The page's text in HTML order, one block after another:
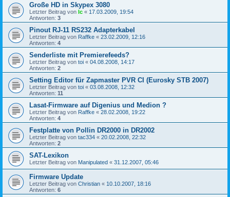
Große HD in Skypex 3080
Letzter Beitrag von lc « 17.03.2009, 19:54
Antworten: 3
Pinout RJ-11 RS232 Adapterkabel
Letzter Beitrag von Raffke « 23.02.2009, 12:16
Antworten: 4
Senderliste mit Premierefeeds?
Letzter Beitrag von toi « 04.08.2008, 14:17
Antworten: 2
Setting Editor für Zapmaster PVR CI (Eurosky STB 2007)
Letzter Beitrag von toi « 03.08.2008, 12:32
Antworten: 11
Lasat-Firmware auf Digenius und Medion ?
Letzter Beitrag von Raffke « 28.02.2008, 19:22
Antworten: 4
Festplatte von Pollin DR2000 in DR2002
Letzter Beitrag von tac334 « 20.02.2008, 22:32
Antworten: 2
SAT-Lexikon
Letzter Beitrag von Manipulated « 31.12.2007, 05:46
Firmware Update
Letzter Beitrag von Christian « 10.10.2007, 18:16
Antworten: 6